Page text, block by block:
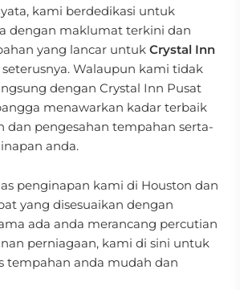
kami berdedikasi untuk
dengan maklumat terkini dan
yang lancar untuk Crystal Inn
Walaupun kami tidak
dengan Crystal Inn Pusat
menawarkan kadar terbaik
dan pengesahan tempahan serta-
anda.
penginapan kami di Houston dan
yang disesuaikan dengan
ada anda merancang percutian
perniagaan, kami di sini untuk
tempahan anda mudah dan